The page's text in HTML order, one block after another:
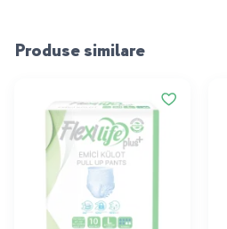
Produse similare